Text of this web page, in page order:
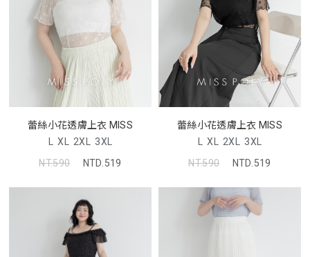
蕾絲小花透膚上衣 MISS
L XL 2XL 3XL
NT.590
NTD.519
蕾絲小花透膚上衣 MISS
L XL 2XL 3XL
NT.590
NTD.519